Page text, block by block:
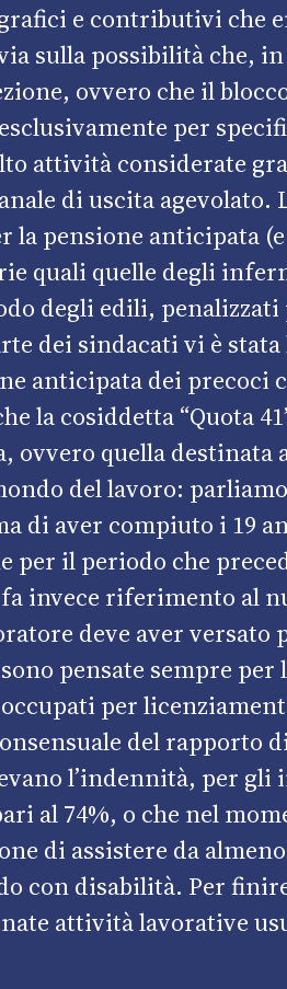
e contributivi che
sulla possibilità che,
ovvero che il
per
attività considerate
di uscita agevolato.
la pensione anticipata
quali quelle degli
degli edili,
dei sindacati vi è
anticipata dei precoci
la cosiddetta “Quota
ovvero quella
del lavoro:
di aver compiuto i 19
per il periodo che
fa invece riferimento al
deve aver
pensate sempre
per
del rapporto
l’indennità, per
al 74%, o che nel
di assistere da
con disabilità. Per
attività lavorative